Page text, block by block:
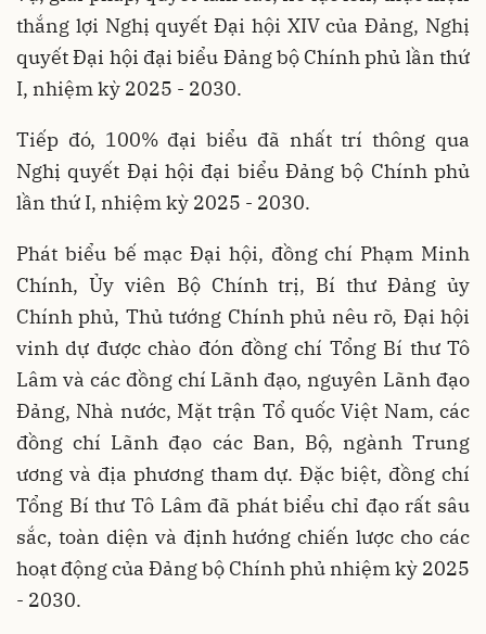
thắng lợi Nghị quyết Đại hội XIV của Đảng, Nghị
quyết Đại hội đại biểu Đảng bộ Chính phủ lần thứ
I, nhiệm kỳ 2025 - 2030.
Tiếp đó, 100% đại biểu đã nhất trí thông qua
Nghị quyết Đại hội đại biểu Đảng bộ Chính phủ
lần thứ I, nhiệm kỳ 2025 - 2030.
Phát biểu bế mạc Đại hội, đồng chí Phạm Minh
Chính, Ủy viên Bộ Chính trị, Bí thư Đảng ủy
Chính phủ, Thủ tướng Chính phủ nêu rõ, Đại hội
vinh dự được chào đón đồng chí Tổng Bí thư Tô
Lâm và các đồng chí Lãnh đạo, nguyên Lãnh đạo
Đảng, Nhà nước, Mặt trận Tổ quốc Việt Nam, các
đồng chí Lãnh đạo các Ban, Bộ, ngành Trung
ương và địa phương tham dự. Đặc biệt, đồng chí
Tổng Bí thư Tô Lâm đã phát biểu chỉ đạo rất sâu
sắc, toàn diện và định hướng chiến lược cho các
hoạt động của Đảng bộ Chính phủ nhiệm kỳ 2025
- 2030.